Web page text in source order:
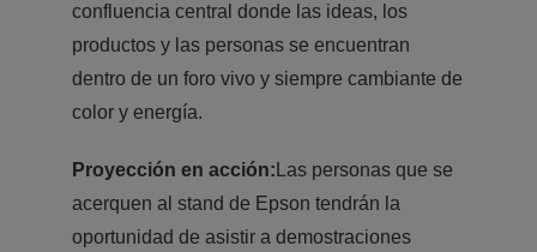
confluencia central donde las ideas, los
productos y las personas se encuentran
dentro de un foro vivo y siempre cambiante de
color y energía.
Proyección en acción: Las personas que se
acerquen al stand de Epson tendrán la
oportunidad de asistir a demostraciones